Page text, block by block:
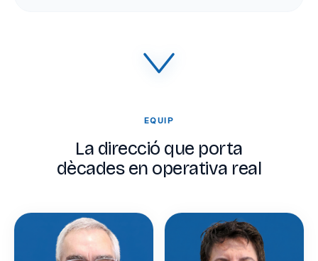
EQUIP
La direcció que porta
dècades en operativa real